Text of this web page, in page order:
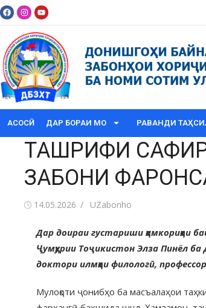
АСОСӢ ДАР БОРАИ МО РАВАНДИ
ТАШРИФИ
ЗАБОНИ
14.05.2026 UZabonho
Дар доираи густариши ҳамкориҳои
Ҷумҳурии Тоҷикистон Элза Пинёл
доктори илмҳои филологӣ,
Мулоқоти ҷонибҳо ба масъалаҳои